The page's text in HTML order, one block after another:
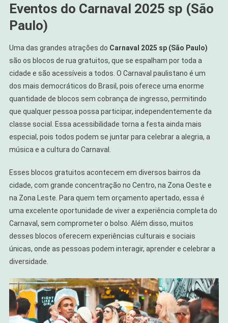
Eventos do Carnaval 2025 sp (São
Paulo)
Uma das grandes atrações do Carnaval 2025 sp (São Paulo)
são os blocos de rua gratuitos, que se espalham por toda a
cidade e são acessíveis a todos. O Carnaval paulistano é um
dos mais democráticos do Brasil, pois oferece uma enorme
quantidade de blocos sem cobrança de ingresso, permitindo
que qualquer pessoa possa participar, independentemente da
classe social. Essa acessibilidade torna a festa ainda mais
especial, pois todos podem se juntar para celebrar a alegria, a
música e a cultura do Carnaval.
Esses blocos gratuitos acontecem em diversos bairros da
cidade, com grande concentração no Centro, na Zona Oeste e
na Zona Leste. Para quem tem orçamento apertado, essa é
uma excelente oportunidade de viver a experiência completa do
Carnaval, sem comprometer o bolso. Além disso, muitos
desses blocos oferecem experiências culturais e sociais
únicas, onde as pessoas podem interagir, aprender e celebrar a
diversidade.